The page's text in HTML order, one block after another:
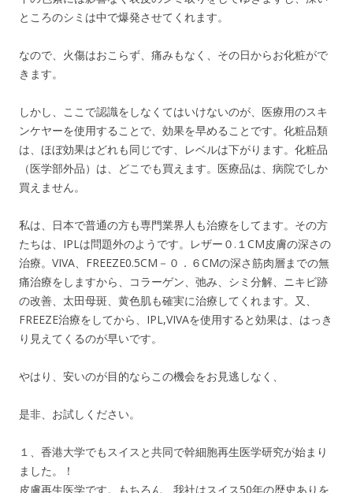
ところのシミは中で爆発させてくれます。
なので、火傷はおこらず、痛みもなく、その日からお化粧がで
きます。
しかし、ここで認識をしなくてはいけないのが、医療用のスキ
ンケヤーを使用することで、効果を早めることです。化粧品類
は、ほぼ効果はどれも同じです、レベルは下がります。化粧品
（医学部外品）は、どこでも買えます。医療品は、病院でしか
買えません。
私は、日本で普通の方も専門業界人も治療をしてます。その方
たちは、IPLは問題外のようです。レザー０.１CM皮膚の深さの
治療。VIVA、FREEZE0.5CM－０．６CMの深さ筋肉層までの無
痛治療をしますから、コラーゲン、弛み、シミ分解、ニキビ跡
の改善、太田母斑、黄色肌も確実に治療してくれます。又、
FREEZE治療をしてから、IPL,VIVAを使用すると効果は、はっき
り見えてくるのが早いです。
やはり、安いのが目的ならこの機会をお見逃しなく、
是非、お試しください。
１、香港大学でもスイスと共同で幹細胞再生医学研究が始まり
ました。！
皮膚再生医学です。もちろん、我社はスイス50年の歴史ありを